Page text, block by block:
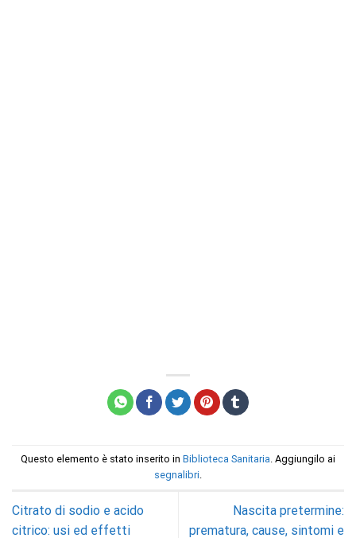
Questo elemento è stato inserito in Biblioteca Sanitaria . Aggiungilo ai
segnalibri
Citrato di sodio e acido
citrico: usi ed effetti
Nascita pretermine:
prematura, cause, sintomi e